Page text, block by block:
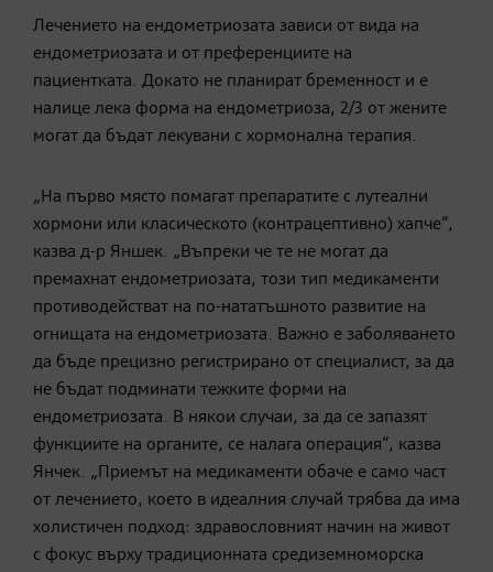
Лечението на ендометриозата зависи от вида на
ендометриозата и от преференциите на
пациентката. Докато не планират бременност и е
налице лека форма на ендометриоза, 2/3 от жените
могат да бъдат лекувани с хормонална терапия.
„На първо място помагат препаратите с лутеални
хормони или класическото (контрацептивно) хапче“,
казва д-р Яншек. „Въпреки че те не могат да
премахнат ендометриозата, този тип медикаменти
противодействат на по-нататъшното развитие на
огнищата на ендометриозата. Важно е заболяването
да бъде прецизно регистрирано от специалист, за да
не бъдат подминати тежките форми на
ендометриозата. В някои случаи, за да се запазят
функциите на органите, се налага операция“, казва
Янчек. „Приемът на медикаменти обаче е само част
от лечението, което в идеалния случай трябва да има
холистичен подход: здравословният начин на живот
с фокус върху традиционната средиземноморска